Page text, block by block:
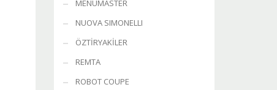
MENUMASTER
NUOVA SIMONELLI
ÖZTİRYAKİLER
REMTA
ROBOT COUPE